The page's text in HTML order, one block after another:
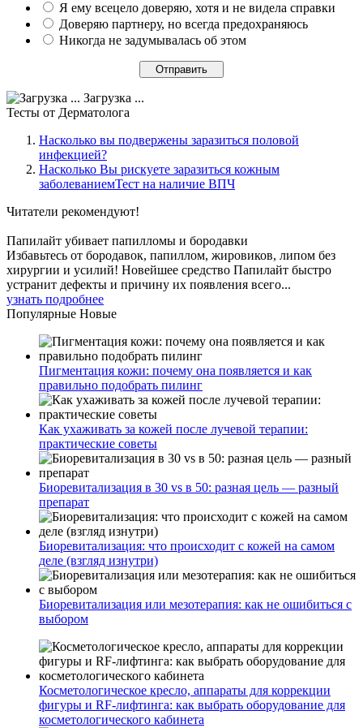
Я ему всецело доверяю, хотя и не видела справки
Доверяю партнеру, но всегда предохраняюсь
Никогда не задумывалась об этом
Загрузка ...
Тесты от Дерматолога
Насколько вы подвержены заразиться половой
инфекцией?
Насколько Вы рискуете заразиться кожным
заболеваниемТест на наличие ВПЧ
Читатели рекомендуют!
Папилайт убивает папилломы и бородавки
Избавьтесь от бородавок, папиллом, жировиков, липом без
хирургии и усилий! Новейшее средство Папилайт быстро
устранит дефекты и причину их появления всего...
узнать подробнее
Популярные Новые
Пигментация кожи: почему она появляется и как
правильно подобрать пилинг
Как ухаживать за кожей после лучевой терапии:
практические советы
Биоревитализация в 30 vs в 50: разная цель — разный
препарат
Биоревитализация: что происходит с кожей на самом
деле (взгляд изнутри)
Биоревитализация или мезотерапия: как не ошибиться с
выбором
Косметологическое кресло, аппараты для коррекции
фигуры и RF-лифтинга: как выбрать оборудование для
косметологического кабинета